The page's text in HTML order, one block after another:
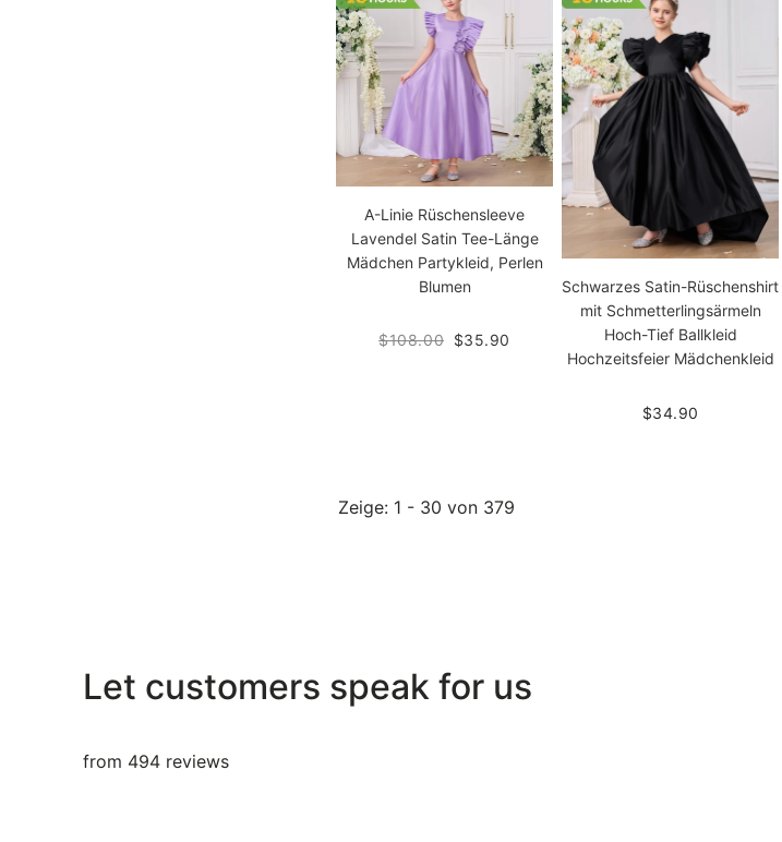
A-Linie Rüschensleeve
Lavendel Satin Tee-Länge
Mädchen Partykleid, Perlen
Blumen
$108.00 $35.90
Schwarzes Satin-Rüschenshirt
mit Schmetterlingsärmeln
Hoch-Tief Ballkleid
Hochzeitsfeier Mädchenkleid
$34.90
Zeige: 1 - 30 von 379
Let customers speak for us
from 494 reviews